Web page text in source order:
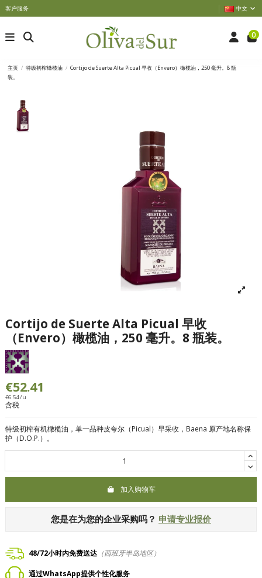
客户服务 中文
0
主页 特级初榨橄榄油
Cortijo de Suerte Alta Picual 早收（Envero）橄榄油，250 毫升。8 瓶
装。
Cortijo de Suerte Alta Picual 早收
（Envero）橄榄油，250 毫升。8 瓶装。
€52.41
€6.54 /u
含税
特级初榨有机橄榄油，单一品种皮夸尔（Picual）早采收，Baena 原产地名称保
护（D.O.P.）。
加入购物车
您是在为您的企业采购吗？ 申请专业报价
48/72小时内免费送达 （西班牙半岛地区）
通过WhatsApp提供个性化服务